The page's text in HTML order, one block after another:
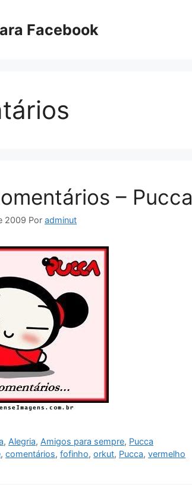
Facebook
– Pucca
2009 Por adminut
, Alegria, Amigos para sempre, Pucca
,comentários,fofinho,orkut, Pucca,vermelho